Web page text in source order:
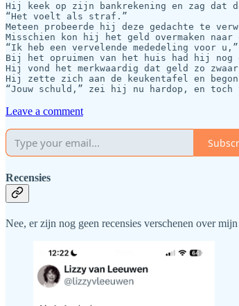
Hij keek op zijn bankrekening en zag dat
“Het voelt als straf.”
Meteen probeerde hij deze gedachte te
Misschien kon hij het geld overmaken
“Ik heb een vervelende mededeling voor
Bij het opruimen van het huis had hij nog
Hij vond het merkwaardig dat geld zo
Hij zette zich aan de keukentafel en
“Jouw schuld,” zei hij nu hardop, en
Leave a comment
Recensies
Nee, er zijn nog geen recensies verschenen over